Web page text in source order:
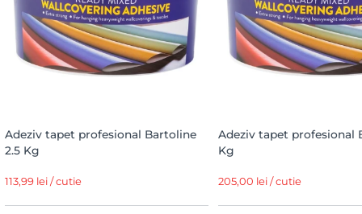
Adeziv tapet profesional Bartoline
2.5 Kg
113,99 lei / cutie
Adeziv tapet profesional
Kg
205,00 lei / cutie